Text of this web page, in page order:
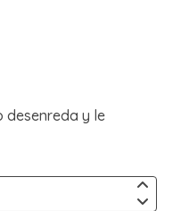
desenreda y le